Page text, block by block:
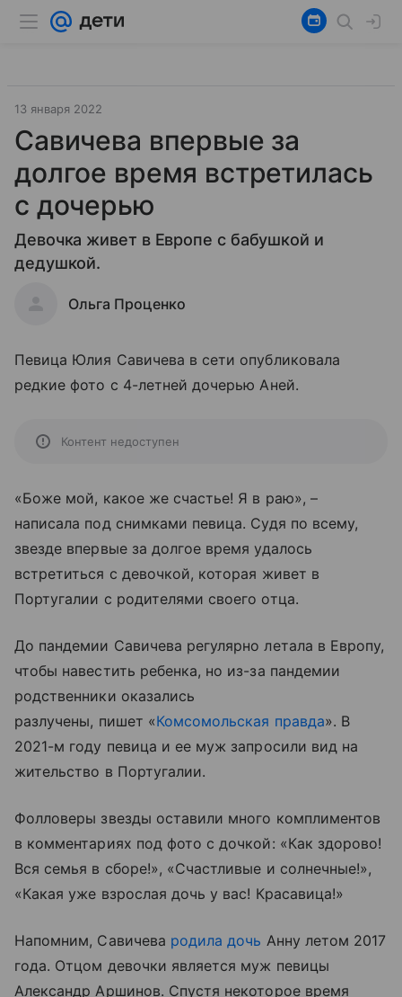
13 января 2022
Савичева впервые за
долгое время встретилась
с дочерью
Девочка живет в Европе с бабушкой и
дедушкой.
Ольга Проценко
Певица Юлия Савичева в сети опубликовала
редкие фото с 4-летней дочерью Аней.
Контент недоступен
«Боже мой, какое же счастье! Я в раю», –
написала под снимками певица. Судя по всему,
звезде впервые за долгое время удалось
встретиться с девочкой, которая живет в
Португалии с родителями своего отца.
До пандемии Савичева регулярно летала в Европу,
чтобы навестить ребенка, но из-за пандемии
родственники оказались
разлучены, пишет «Комсомольская правда». В
2021-м году певица и ее муж запросили вид на
жительство в Португалии.
Фолловеры звезды оставили много комплиментов
в комментариях под фото с дочкой: «Как здорово!
Вся семья в сборе!», «Счастливые и солнечные!»,
«Какая уже взрослая дочь у вас! Красавица!»
Напомним, Савичева родила дочь Анну летом 2017
года. Отцом девочки является муж певицы
Александр Аршинов. Спустя некоторое время